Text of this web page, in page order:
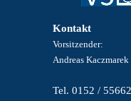
Kontakt
Vorsitzender:
Andreas Kaczmarek
Tel. 0152 /